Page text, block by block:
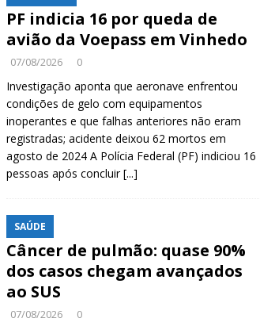
PF indicia 16 por queda de
avião da Voepass em Vinhedo
07/08/2026 0
Investigação aponta que aeronave enfrentou
condições de gelo com equipamentos
inoperantes e que falhas anteriores não eram
registradas; acidente deixou 62 mortos em
agosto de 2024 A Polícia Federal (PF) indiciou 16
pessoas após concluir[...]
SAÚDE
Câncer de pulmão: quase 90%
dos casos chegam avançados
ao SUS
07/08/2026 0